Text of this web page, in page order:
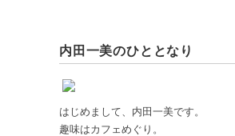
内田一美のひととなり
はじめまして、内田一美です。
趣味はカフェめぐり。